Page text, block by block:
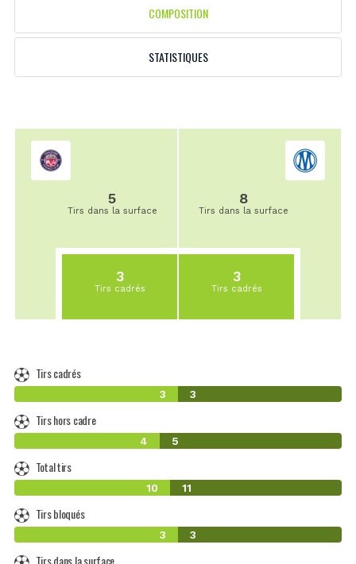
COMPOSITION
STATISTIQUES
5
Tirs dans la surface
3
Tirs cadrés
8
Tirs dans la surface
3
Tirs cadrés
Tirs cadrés
3 3
Tirs hors cadre
4 5
Total tirs
10 11
Tirs bloqués
3 3
Tirs dans la surface